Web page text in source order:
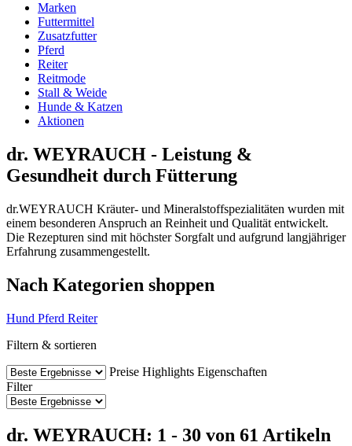
Marken
Futtermittel
Zusatzfutter
Pferd
Reiter
Reitmode
Stall & Weide
Hunde & Katzen
Aktionen
dr. WEYRAUCH - Leistung &
Gesundheit durch Fütterung
dr.WEYRAUCH Kräuter- und Mineralstoffspezialitäten wurden mit
einem besonderen Anspruch an Reinheit und Qualität entwickelt.
Die Rezepturen sind mit höchster Sorgfalt und aufgrund langjähriger
Erfahrung zusammengestellt.
Nach Kategorien shoppen
Hund Pferd Reiter
Filtern & sortieren
Preise Highlights Eigenschaften
Filter
dr. WEYRAUCH: 1 - 30 von 61 Artikeln